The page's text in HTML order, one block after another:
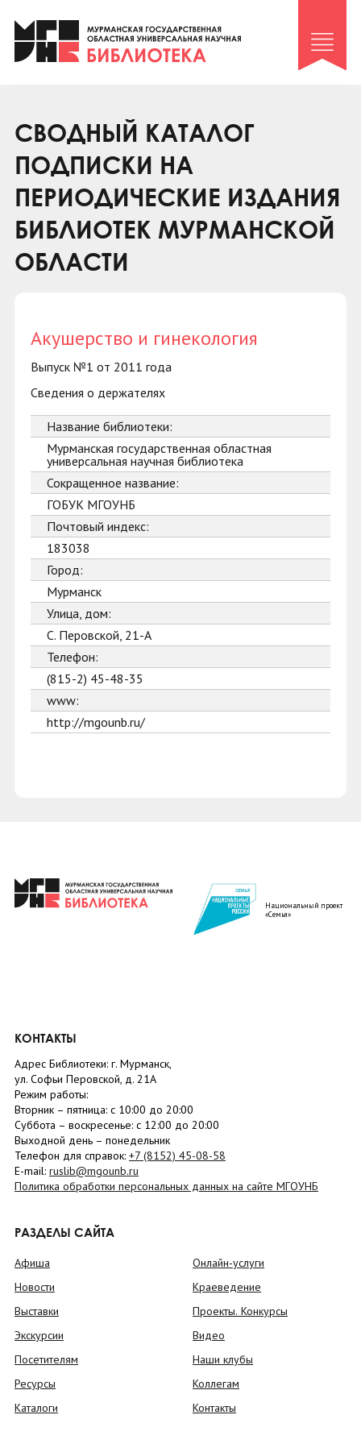
Клуб «Гиря и сельдерей»
Клуб «Семейный архив»
Коллегам
Контакты
СВОДНЫЙ КАТАЛОГ
ПОДПИСКИ НА
ПЕРИОДИЧЕСКИЕ ИЗДАНИЯ
БИБЛИОТЕК МУРМАНСКОЙ
ОБЛАСТИ
Акушерство и гинекология
Выпуск №1 от 2011 года
Сведения о держателях
Название библиотеки:
Мурманская государственная областная
универсальная научная библиотека
Сокращенное название:
ГОБУК МГОУНБ
Почтовый индекс:
183038
Город:
Мурманск
Улица, дом:
С. Перовской, 21-А
Телефон:
(815-2) 45-48-35
www:
http://mgounb.ru/
Национальный проект
«Семья»
КОНТАКТЫ
Адрес Библиотеки: г. Мурманск,
ул. Софьи Перовской, д. 21А
Режим работы:
Вторник – пятница: с 10:00 до 20:00
Суббота – воскресенье: c 12:00 до 20:00
Выходной день – понедельник
Телефон для справок: +7 (8152) 45-08-58
E-mail: ruslib@mgounb.ru
Политика обработки персональных данных на сайте МГОУНБ
РАЗДЕЛЫ САЙТА
Афиша
Новости
Выставки
Экскурсии
Посетителям
Ресурсы
Каталоги
Онлайн-услуги
Краеведение
Проекты. Конкурсы
Видео
Наши клубы
Коллегам
Контакты